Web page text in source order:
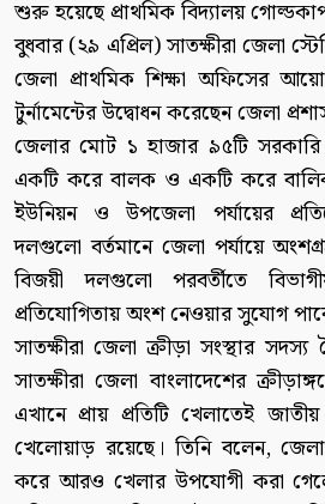
শুরু হয়েছে প্রাথমিক বিদ্যালয়
বুধবার (২৯ এপ্রিল) সাতক্ষীরা জেলা
জেলা প্রাথমিক শিক্ষা অফিসের
টুর্নামেন্টের উদ্বোধন করেছেন জেলা
জেলার মোট ১ হাজার ৯৫টি সরকারি
একটি করে বালক ও একটি করে
ইউনিয়ন ও উপজেলা পর্যায়ের
দলগুলো বর্তমানে জেলা পর্যায়ে
বিজয়ী দলগুলো পরবর্তীতে
প্রতিযোগিতায় অংশ নেওয়ার সুযোগ
সাতক্ষীরা জেলা ক্রীড়া সংস্থার
সাতক্ষীরা জেলা বাংলাদেশের
এখানে প্রায় প্রতিটি খেলাতেই
খেলোয়াড় রয়েছে। তিনি বলেন,
করে আরও খেলার উপযোগী করা